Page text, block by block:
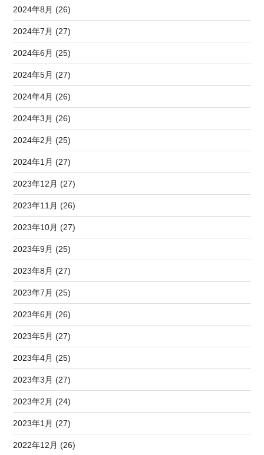
2024年8月 (26)
2024年7月 (27)
2024年6月 (25)
2024年5月 (27)
2024年4月 (26)
2024年3月 (26)
2024年2月 (25)
2024年1月 (27)
2023年12月 (27)
2023年11月 (26)
2023年10月 (27)
2023年9月 (25)
2023年8月 (27)
2023年7月 (25)
2023年6月 (26)
2023年5月 (27)
2023年4月 (25)
2023年3月 (27)
2023年2月 (24)
2023年1月 (27)
2022年12月 (26)